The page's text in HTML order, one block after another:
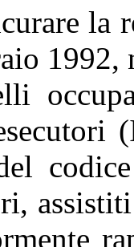
la